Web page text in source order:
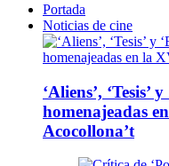
Portada
Noticias de cine
‘Aliens’, ‘Tesis’
homenajeadas
Acocollona’t